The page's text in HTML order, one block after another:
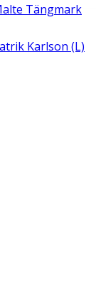
Tängmark
Karlson (L)